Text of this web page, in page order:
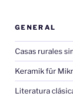
GENERAL
Casas rurales
Keramik für
Literatura